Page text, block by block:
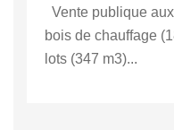
Vente publique
bois de chauffage
lots (347 m3)...